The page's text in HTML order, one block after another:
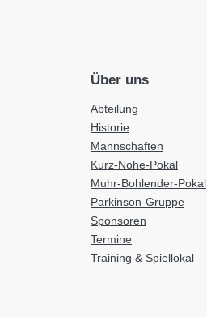
Über uns
Abteilung
Historie
Mannschaften
Kurz-Nohe-Pokal
Muhr-Bohlender-Pokal
Parkinson-Gruppe
Sponsoren
Termine
Training & Spiellokal